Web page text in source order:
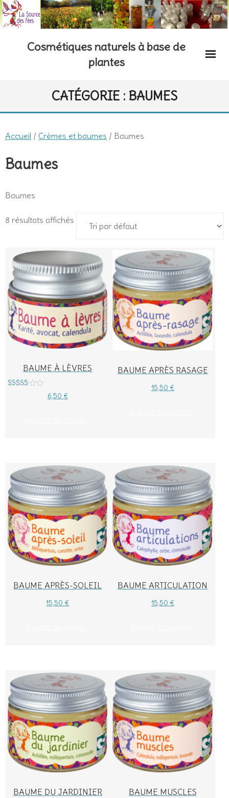
Skip
to
Cosmétiques naturels à base de
plantes
CATÉGORIE : BAUMES
Accueil / Crèmes et baumes / Baumes
Baumes
Baumes
8 résultats affichés
BAUME À LÈVRES
6,50 €
BAUME APRÈS RASAGE
15,50 €
BAUME APRÈS-SOLEIL
15,50 €
BAUME ARTICULATION
15,50 €
BAUME DU JARDINIER BAUME MUSCLES